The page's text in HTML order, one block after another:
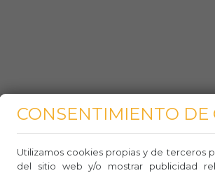
CONSENTIMIENTO DE
Utilizamos cookies propias y de terceros
del sitio web y/o mostrar publicidad